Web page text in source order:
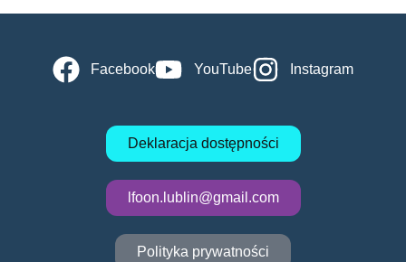
Facebook YouTube Instagram
Deklaracja dostępności
lfoon.lublin@gmail.com
Polityka prywatności